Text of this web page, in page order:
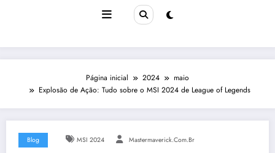
Página inicial 2024
maio
Explosão de Ação: Tudo sobre o MSI 2024 de League of Legends
Blog MSI 2024 Mastermaverick.com.br